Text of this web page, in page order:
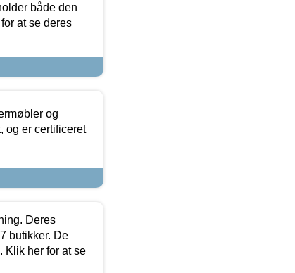
både den
at se deres
og
og er certificeret
Deres
butikker. De
Klik her for at se